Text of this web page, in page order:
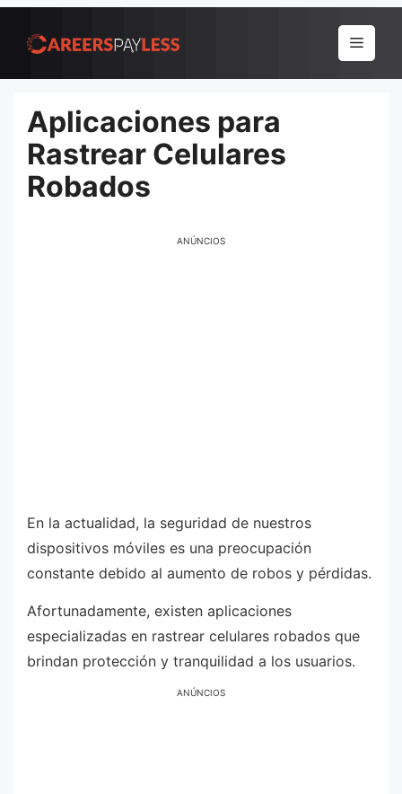
para
conteúdo
Menu
Aplicaciones para
Rastrear Celulares
Robados
ANÚNCIOS
En la actualidad, la seguridad de nuestros
dispositivos móviles es una preocupación
constante debido al aumento de robos y pérdidas.
Afortunadamente, existen aplicaciones
especializadas en rastrear celulares robados que
brindan protección y tranquilidad a los usuarios.
ANÚNCIOS